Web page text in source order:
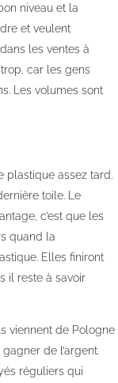
niveau et la
et veulent
les ventes à
car les gens
Les volumes sont
plastique assez tard.
toile. Le
c’est que les
quand la
Elles finiront
il reste à savoir
viennent de Pologne
de l’argent.
réguliers qui